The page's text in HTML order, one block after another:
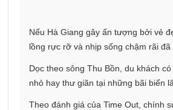
Nếu Hà Giang gây ấn tượng bởi vẻ
lồng rực rỡ và nhịp sống chậm rãi
Dọc theo sông Thu Bồn, du khách
nhỏ hay thư giãn tại những bãi biển
Theo đánh giá của Time Out, chính